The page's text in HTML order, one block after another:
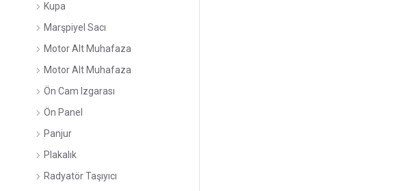
Kupa
Marşpiyel Sacı
Motor Alt Muhafaza
Motor Alt Muhafaza
Ön Cam Izgarası
Ön Panel
Panjur
Plakalık
Radyatör Taşıyıcı